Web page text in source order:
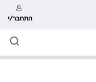
התחבר/י